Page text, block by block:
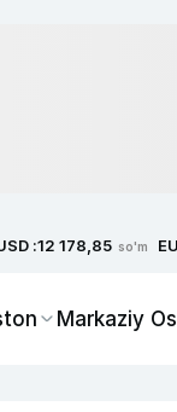
:12 178,85 so'm
Markaziy